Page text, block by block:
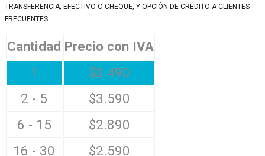
TRANSFERENCIA, EFECTIVO O CHEQUE, Y OPCIÓN DE CRÉDITO A CLIENTES
FRECUENTES
Cantidad Precio con IVA
1
$3.490
2 - 5
$3.590
6 - 15
$2.890
16 - 30
$2.590